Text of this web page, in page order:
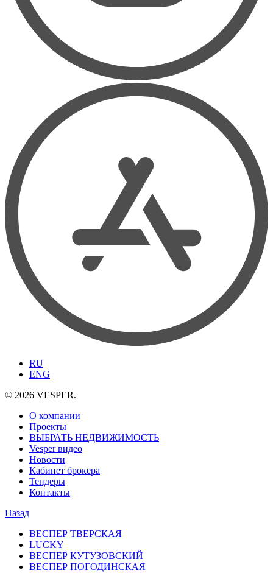
RU
ENG
© 2026 VESPER.
О компании
Проекты
ВЫБРАТЬ НЕДВИЖИМОСТЬ
Vesper видео
Новости
Кабинет брокера
Тендеры
Контакты
Назад
ВЕСПЕР ТВЕРСКАЯ
LUCKY
ВЕСПЕР КУТУЗОВСКИЙ
ВЕСПЕР ПОГОДИНСКАЯ